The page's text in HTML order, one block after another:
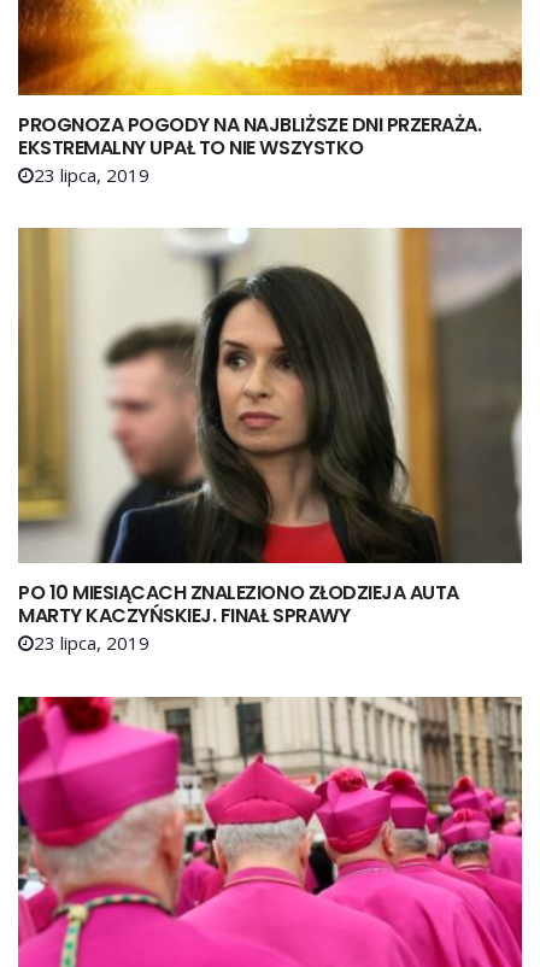
PROGNOZA POGODY NA NAJBLIŻSZE DNI PRZERAŻA.
EKSTREMALNY UPAŁ TO NIE WSZYSTKO
23 lipca, 2019
PO 10 MIESIĄCACH ZNALEZIONO ZŁODZIEJA AUTA
MARTY KACZYŃSKIEJ. FINAŁ SPRAWY
23 lipca, 2019